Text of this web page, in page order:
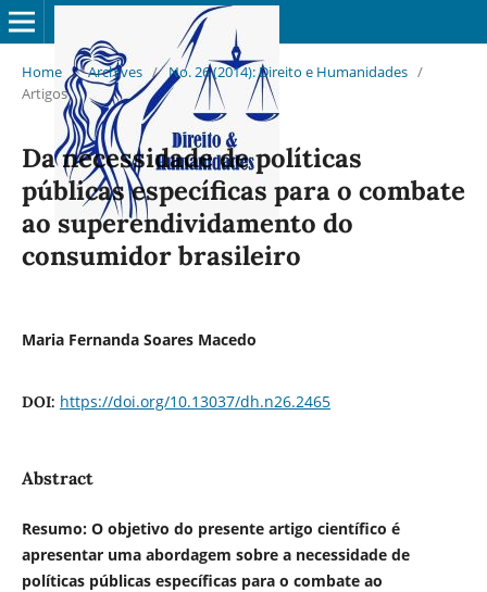
Home / Archives / No. 26 (2014): Direito e Humanidades /
Artigos
Da necessidade de políticas
públicas específicas para o combate
ao superendividamento do
consumidor brasileiro
Maria Fernanda Soares Macedo
DOI: https://doi.org/10.13037/dh.n26.2465
Abstract
Resumo:O objetivo do presente artigo científico é
apresentar uma abordagem sobre a necessidade de
políticas públicas específicas para o combate ao